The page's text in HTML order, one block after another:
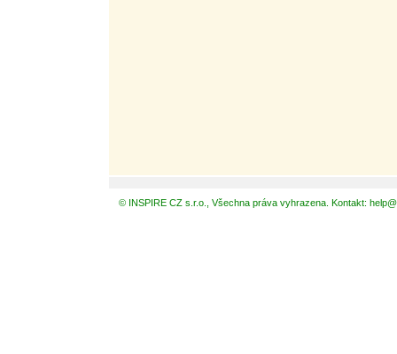
© INSPIRE CZ s.r.o., Všechna práva vyhrazena. Kontakt: